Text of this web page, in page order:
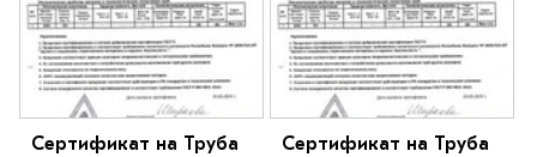
Сертификат на Труба
Сертификат на Труба